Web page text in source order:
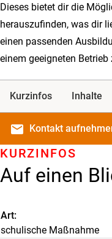
Dieses bietet dir die
herauszufinden, was dir
einen passenden
einem geeigneten Betrieb
Kurzinfos Inhalte
email Kontakt
Auf einen
KURZINFOS
Art
schulische Maßnahme